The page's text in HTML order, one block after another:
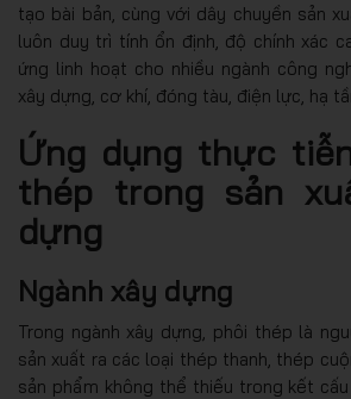
tạo bài bản, cùng với dây chuyền sản
luôn duy trì tính ổn định, độ chính xác
ứng linh hoạt cho nhiều ngành công
xây dựng, cơ khí, đóng tàu, điện lực, hạ
Ứng dụng thực
thép trong sản
dựng
Ngành xây dựng
Trong ngành xây dựng, phôi thép là
sản xuất ra các loại thép thanh, thép
sản phẩm không thể thiếu trong kết